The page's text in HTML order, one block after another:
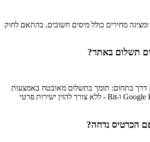
ומציגה מחירים כולל מיסים חשובים, בהתאם לחוק
תשלום באתר?
דרך בתחום: תומך בתשלום מאובטח באמצעות
Google Pay, Apple Pay ו‑Bit - ללא צורך להזין ישירות פרטי
הכרטיס נדחה?